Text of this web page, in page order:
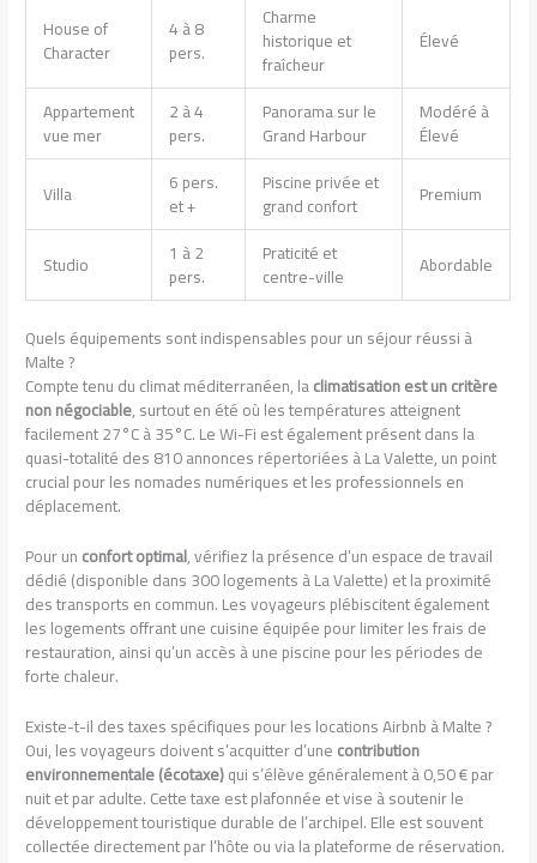
House of
Character
4 à 8
pers.
Charme
historique et
fraîcheur
Élevé
Appartement
vue mer
2 à 4
pers.
Panorama sur le
Grand Harbour
Modéré à
Élevé
Villa
6 pers.
et +
Piscine privée et
grand confort Premium
Studio 1 à 2
pers.
Praticité et
centre-ville Abordable
Quels équipements sont indispensables pour un séjour réussi à
Malte ?
Compte tenu du climat méditerranéen, laclimatisation est un critère
non négociable, surtout en été où les températures atteignent
facilement 27°C à 35°C. Le Wi-Fi est également présent dans la
quasi-totalité des 810 annonces répertoriées à La Valette, un point
crucial pour les nomades numériques et les professionnels en
déplacement.
Pour unconfort optimal, vérifiez la présence d’un espace de travail
dédié (disponible dans 300 logements à La Valette) et la proximité
des transports en commun. Les voyageurs plébiscitent également
les logements offrant une cuisine équipée pour limiter les frais de
restauration, ainsi qu’un accès à une piscine pour les périodes de
forte chaleur.
Existe-t-il des taxes spécifiques pour les locations Airbnb à Malte ?
Oui, les voyageurs doivent s’acquitter d’unecontribution
environnementale (écotaxe)qui s’élève généralement à 0,50 € par
nuit et par adulte. Cette taxe est plafonnée et vise à soutenir le
développement touristique durable de l’archipel. Elle est souvent
collectée directement par l’hôte ou via la plateforme de réservation.